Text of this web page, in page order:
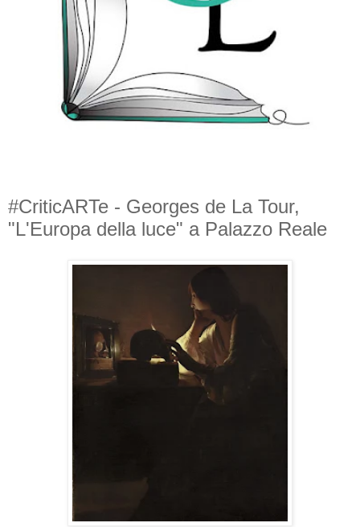
#CriticARTe - Georges de La Tour,
"L'Europa della luce" a Palazzo Reale